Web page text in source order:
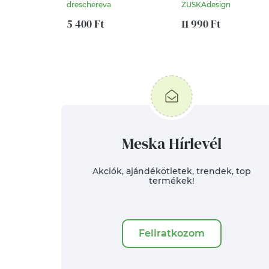
3db
dreschereva
5 400 Ft
"Halászhajó"
ZUSKAdesign
11 990 Ft
Meska Hírlevél
Akciók, ajándékötletek, trendek, top
termékek!
Feliratkozom